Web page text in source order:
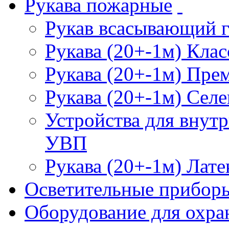
Рукава пожарные
Рукав всасывающий
Рукава (20+-1м)
Рукава (20+-1м)
Рукава (20+-1м)
Устройства для
УВП
Рукава (20+-1м)
Осветительные
Оборудование для